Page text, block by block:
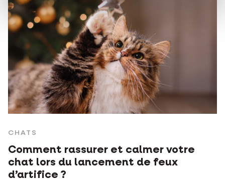
CHATS
Comment rassurer et calmer votre
chat lors du lancement de feux
d’artifice ?